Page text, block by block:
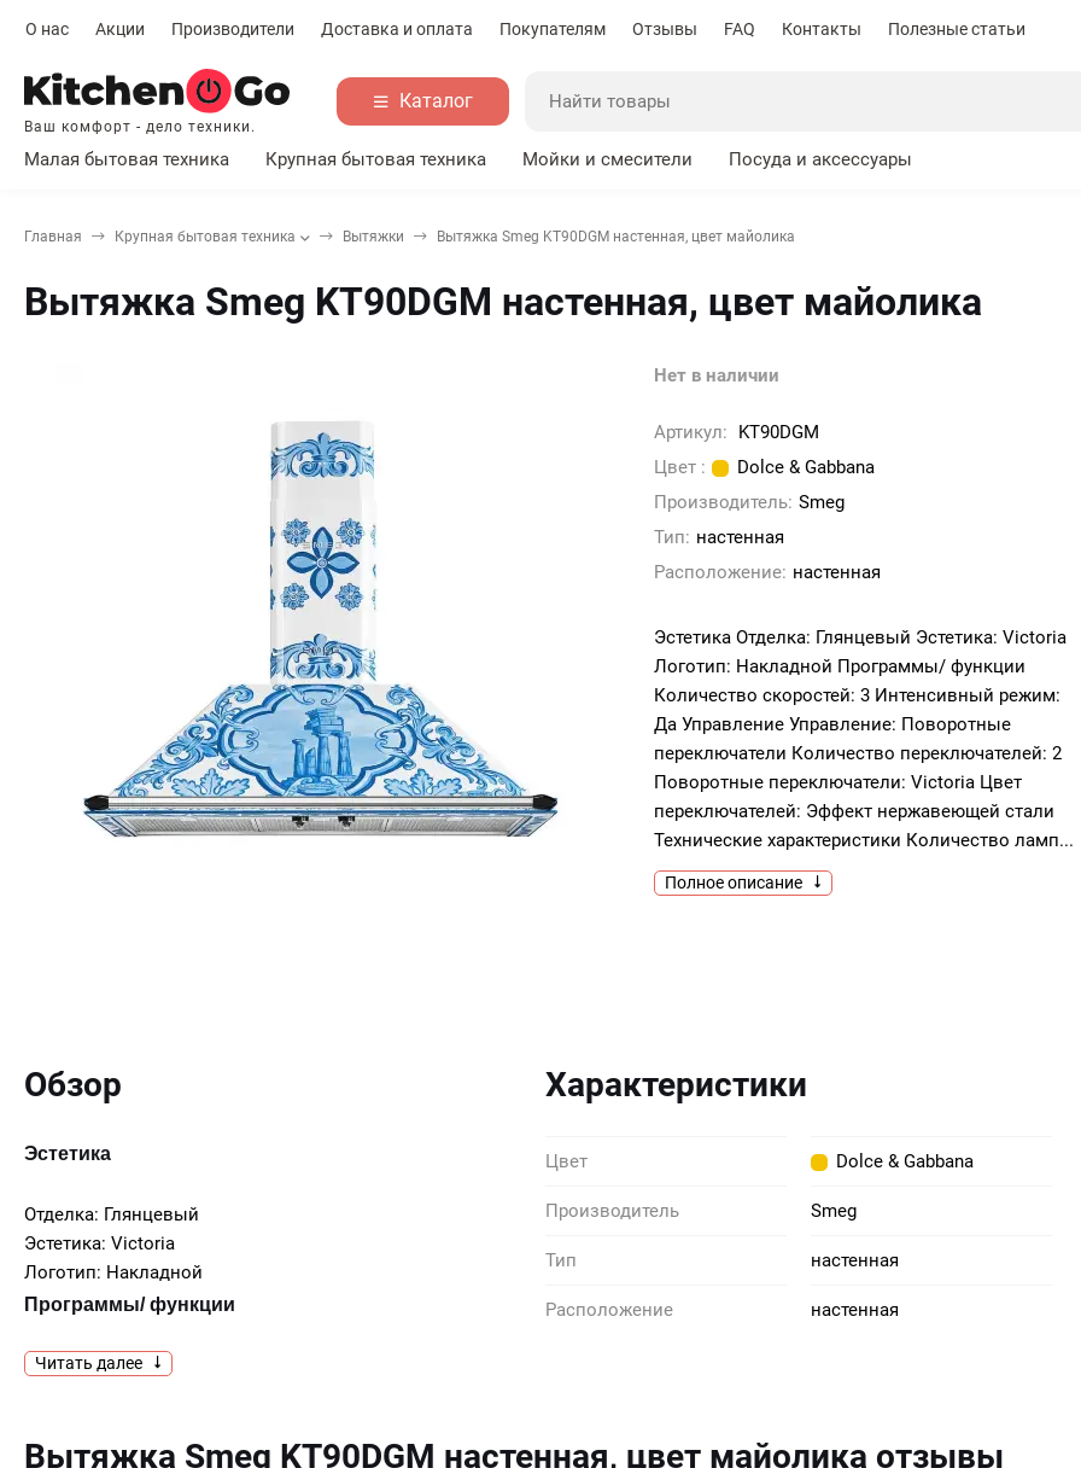
О нас Акции Производители Доставка и оплата Покупателям Отзывы FAQ Контакты Полезные статьи
Ваш комфорт - дело техники.
Каталог
Малая бытовая техника Крупная бытовая техника Мойки и смесители Посуда и аксессуары
Главная Крупная бытовая техника Вытяжки Вытяжка Smeg KT90DGM настенная, цвет майолика
Вытяжка Smeg KT90DGM настенная, цвет майолика
Нет в наличии
Артикул:
KT90DGM
Цвет :
Dolce & Gabbana
Производитель: Smeg
Тип: настенная
Расположение: настенная
Эстетика Отделка: Глянцевый Эстетика: Victoria
Логотип: Накладной Программы/ функции
Количество скоростей: 3 Интенсивный режим:
Да Управление Управление: Поворотные
переключатели Количество переключателей: 2
Поворотные переключатели: Victoria Цвет
переключателей: Эффект нержавеющей стали
Технические характеристики Количество ламп...
Полное описание
Обзор
Эстетика
Отделка: Глянцевый
Эстетика: Victoria
Логотип: Накладной
Программы/ функции
Количество скоростей: 3
Читать далее
Характеристики
Цвет Dolce & Gabbana
Производитель Smeg
Тип настенная
Расположение настенная
Вытяжка Smeg KT90DGM настенная, цвет майолика отзывы